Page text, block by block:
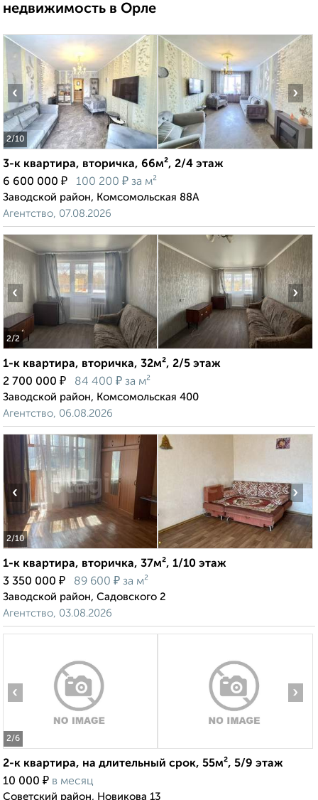
недвижимость в Орле
2/10
‹ ›
3-к квартира, вторичка, 66м², 2/4 этаж
6 600 000 ₽ 100 200 ₽ за м²
Заводской район, Комсомольская 88А
Агентство, 07.08.2026
2/2
‹ ›
1-к квартира, вторичка, 32м², 2/5 этаж
2 700 000 ₽ 84 400 ₽ за м²
Заводской район, Комсомольская 400
Агентство, 06.08.2026
2/10
‹ ›
1-к квартира, вторичка, 37м², 1/10 этаж
3 350 000 ₽ 89 600 ₽ за м²
Заводской район, Садовского 2
Агентство, 03.08.2026
2/6
‹ ›
2-к квартира, на длительный срок, 55м², 5/9 этаж
10 000 ₽ в месяц
Советский район, Новикова 13